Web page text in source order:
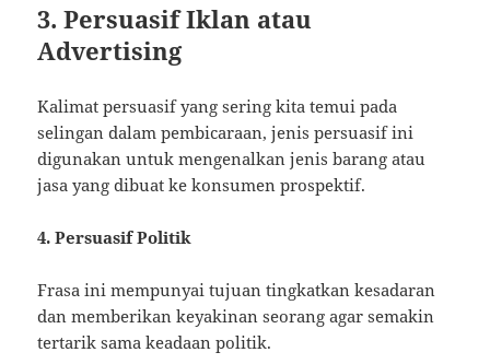
3. Persuasif Iklan atau
Advertising
Kalimat persuasif yang sering kita temui pada
selingan dalam pembicaraan, jenis persuasif ini
digunakan untuk mengenalkan jenis barang atau
jasa yang dibuat ke konsumen prospektif.
4. Persuasif Politik
Frasa ini mempunyai tujuan tingkatkan kesadaran
dan memberikan keyakinan seorang agar semakin
tertarik sama keadaan politik.